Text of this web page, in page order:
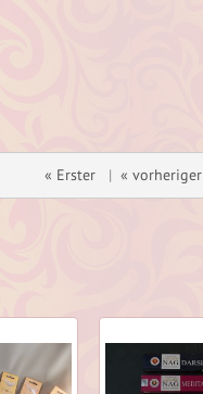
« Erster | « vorheriger